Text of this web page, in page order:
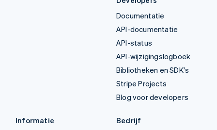
Documentatie
API-documentatie
API-status
API-wijzigingslogboek
Bibliotheken en SDK's
Stripe Projects
Blog voor developers
Informatie
Bedrijf